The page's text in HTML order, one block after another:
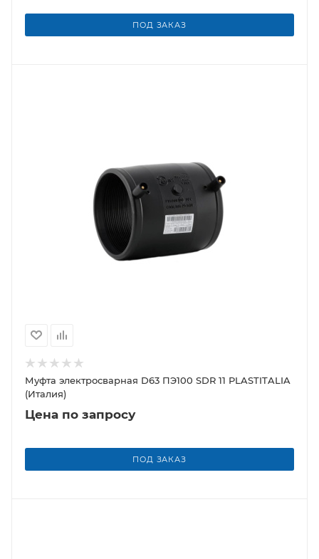
ПОД ЗАКАЗ
Муфта электросварная D63 ПЭ100 SDR 11 PLASTITALIA
(Италия)
Цена по запросу
ПОД ЗАКАЗ